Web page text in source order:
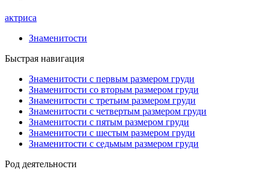
актриса
Знаменитости
Быстрая навигация
Знаменитости с первым размером груди
Знаменитости со вторым размером груди
Знаменитости с третьим размером груди
Знаменитости с четвертым размером груди
Знаменитости с пятым размером груди
Знаменитости с шестым размером груди
Знаменитости с седьмым размером груди
Род деятельности